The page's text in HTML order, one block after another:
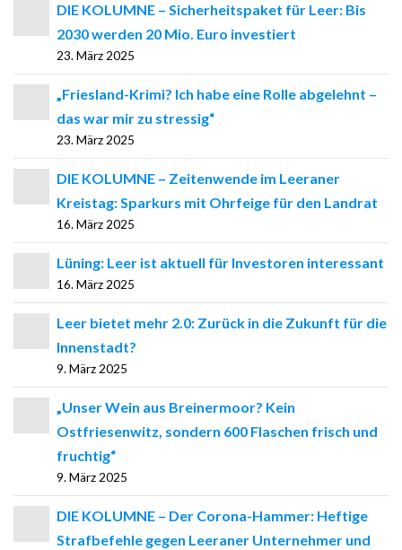
DIE KOLUMNE – Sicherheitspaket für Leer: Bis
2030 werden 20 Mio. Euro investiert
23. März 2025
„Friesland-Krimi? Ich habe eine Rolle abgelehnt –
das war mir zu stressig“
23. März 2025
DIE KOLUMNE – Zeitenwende im Leeraner
Kreistag: Sparkurs mit Ohrfeige für den Landrat
16. März 2025
Lüning: Leer ist aktuell für Investoren interessant
16. März 2025
Leer bietet mehr 2.0: Zurück in die Zukunft für die
Innenstadt?
9. März 2025
„Unser Wein aus Breinermoor? Kein
Ostfriesenwitz, sondern 600 Flaschen frisch und
fruchtig“
9. März 2025
DIE KOLUMNE – Der Corona-Hammer: Heftige
Strafbefehle gegen Leeraner Unternehmer und